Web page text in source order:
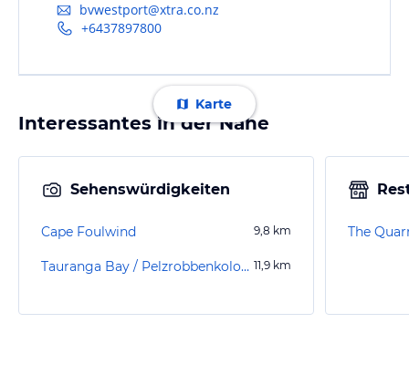
bvwestport@xtra.co.nz
+6437897800
Karte
Interessantes in der Nähe
Sehenswürdigkeiten
Cape Foulwind 9,8 km
Tauranga Bay / Pelzrobbenkolonie 11,9 km
The